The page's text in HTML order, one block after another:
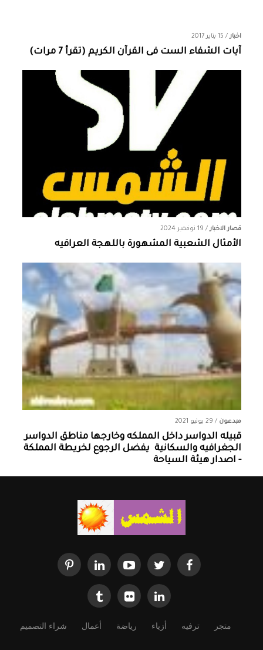
اخبار/ 15 يناير 2017
آيات الشفاء الست فى القرآن الكريم (تقرأ 7 مرات)
قصار الاخبار/ 19 نوفمبر 2024
الأمثال الشعبية المشهورة باللهجة العراقيه
مبدعون / 29 يونيو 2021
قبيله الدواسر داخل المملكه وخارجها ‏مناطق الدواسر
الجغرافيه والسكانية ‏ يفضل الرجوع لخريطة المملكة
- اصدار هيئة السياحة
متجر ترفيه أزياء رياضة أعمال شراء التصميم